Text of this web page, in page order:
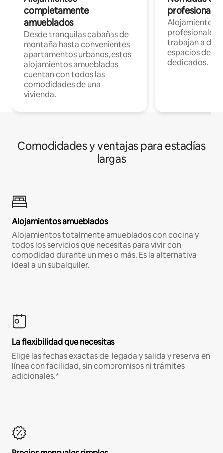
completamente
amueblados
Desde tranquilas cabañas de
montaña hasta convenientes
apartamentos urbanos, estos
alojamientos amueblados
cuentan con todos las
comodidades de una
vivienda.
Alojamientos
profesionales
trabajan a
espacios de
dedicados.
Comodidades y ventajas para estadías
largas
Alojamientos amueblados
Alojamientos totalmente amueblados con cocina y
todos los servicios que necesitas para vivir con
comodidad durante un mes o más. Es la alternativa
ideal a un subalquiler.
La flexibilidad que necesitas
Elige las fechas exactas de llegada y salida y reserva en
línea con facilidad, sin compromisos ni trámites
adicionales.*